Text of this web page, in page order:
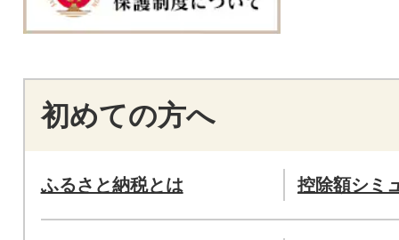
初めての方へ
ふるさと納税とは 控除額シミ